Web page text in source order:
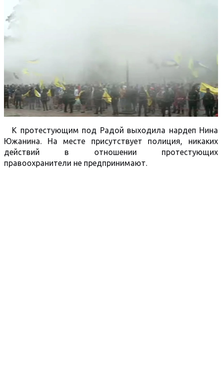
К протестующим под Радой выходила нардеп Нина
Южанина. На месте присутствует полиция, никаких
действий в отношении протестующих
правоохранители не предпринимают.